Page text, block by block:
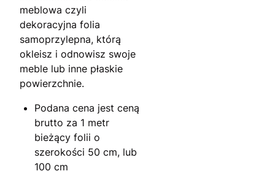
meblowa czyli
dekoracyjna folia
samoprzylepna, którą
okleisz i odnowisz swoje
meble lub inne płaskie
powierzchnie.
Podana cena jest ceną
brutto za 1 metr
bieżący folii o
szerokości 50 cm, lub
100 cm